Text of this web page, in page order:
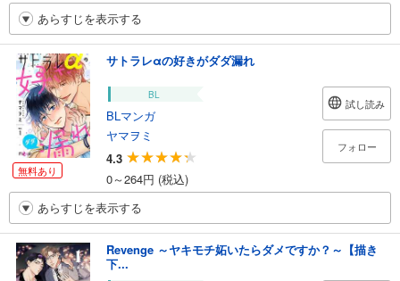
あらすじを表示する
無料あり
サトラレαの好きがダダ漏れ
BL
BLマンガ
ヤマヲミ
4.3
0～264円 (税込)
試し読み
フォロー
あらすじを表示する
Revenge ～ヤキモチ妬いたらダメですか？～【描き
下...